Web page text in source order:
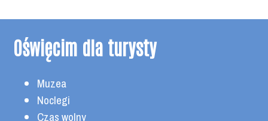
Oświęcim dla turysty
Muzea
Noclegi
Czas wolny